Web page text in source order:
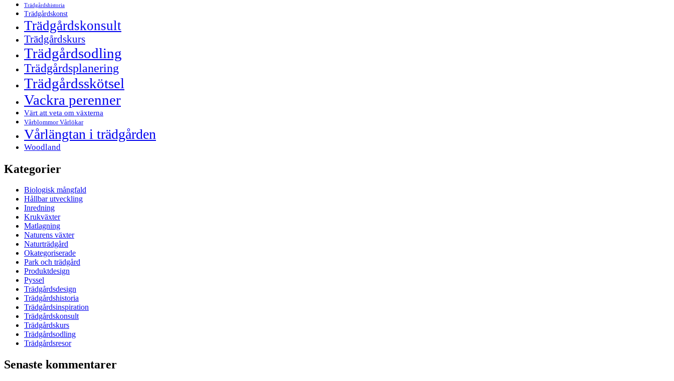
Trädgårdshistoria
Trädgårdskonst
Trädgårdskonsult
Trädgårdskurs
Trädgårdsodling
Trädgårdsplanering
Trädgårdsskötsel
Vackra perenner
Värt att veta om växterna
Vårblommor Vårlökar
Vårlängtan i trädgården
Woodland
Kategorier
Biologisk mångfald
Hållbar utveckling
Inredning
Krukväxter
Matlagning
Naturens växter
Naturträdgård
Okategoriserade
Park och trädgård
Produktdesign
Pyssel
Trädgårdsdesign
Trädgårdshistoria
Trädgårdsinspiration
Trädgårdskonsult
Trädgårdskurs
Trädgårdsodling
Trädgårdsresor
Senaste kommentarer